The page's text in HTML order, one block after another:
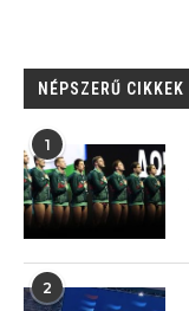
NÉPSZERŰ CIKKEK
1
2